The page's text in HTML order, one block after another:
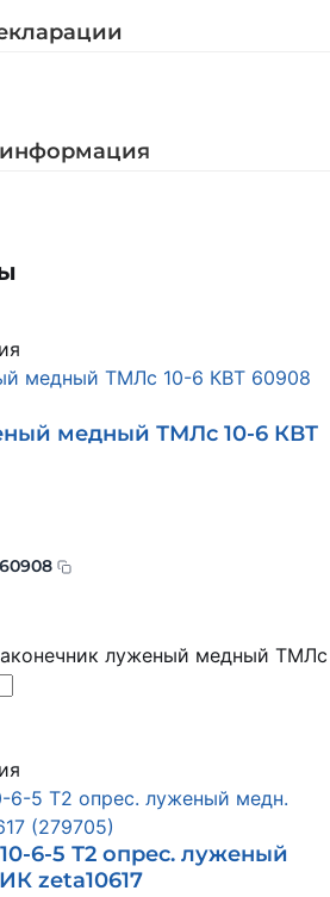
медный ТМЛс 10-6 КВТ
60908
луженый медный ТМЛс
6-5 Т2 опрес. луженый
zeta10617